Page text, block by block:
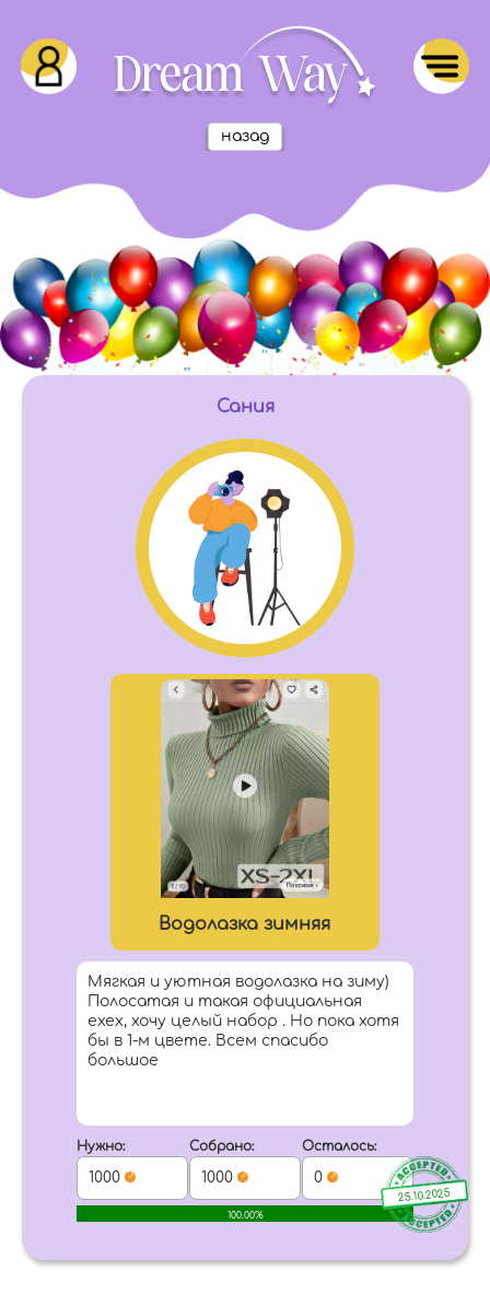
назад
25.10.2025
Сания
Водолазка зимняя
Мягкая и уютная водолазка на зиму)
Полосатая и такая официальная
ехех, хочу целый набор . Но пока хотя
бы в 1-м цвете. Всем спасибо
большое
Нужно:
1000
Собрано:
1000
Осталось:
0
100.00%